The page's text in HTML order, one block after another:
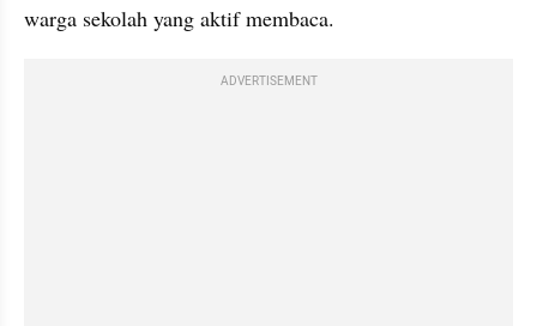
warga sekolah yang aktif membaca.
ADVERTISEMENT